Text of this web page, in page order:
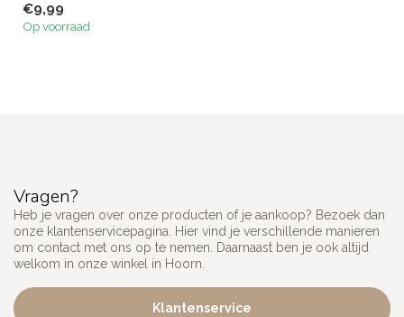
€9,99
Op voorraad
Vragen?
Heb je vragen over onze producten of je aankoop? Bezoek dan
onze klantenservicepagina. Hier vind je verschillende manieren
om contact met ons op te nemen. Daarnaast ben je ook altijd
welkom in onze winkel in Hoorn.
Klantenservice